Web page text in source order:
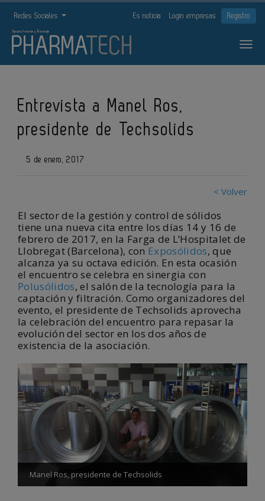
Redes Sociales Es noticia Login empresas Registro
Entrevista a Manel Ros,
presidente de Techsolids
5 de enero, 2017
< Volver
El sector de la gestión y control de sólidos
tiene una nueva cita entre los días 14 y 16 de
febrero de 2017, en la Farga de L’Hospitalet de
Llobregat (Barcelona), con Exposólidos, que
alcanza ya su octava edición. En esta ocasión
el encuentro se celebra en sinergia con
Polusólidos, el salón de la tecnología para la
captación y filtración. Como organizadores del
evento, el presidente de Techsolids aprovecha
la celebración del encuentro para repasar la
evolución del sector en los dos años de
existencia de la asociación.
Manel Ros, presidente de Techsolids